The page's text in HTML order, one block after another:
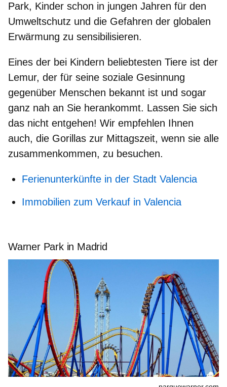
Park, Kinder schon in jungen Jahren für den
Umweltschutz und die Gefahren der globalen
Erwärmung zu sensibilisieren.
Eines der bei Kindern beliebtesten Tiere ist der
Lemur, der für seine soziale Gesinnung
gegenüber Menschen bekannt ist und sogar
ganz nah an Sie herankommt. Lassen Sie sich
das nicht entgehen! Wir empfehlen Ihnen
auch, die Gorillas zur Mittagszeit, wenn sie alle
zusammenkommen, zu besuchen.
Ferienunterkünfte in der Stadt Valencia
Immobilien zum Verkauf in Valencia
Warner Park in Madrid